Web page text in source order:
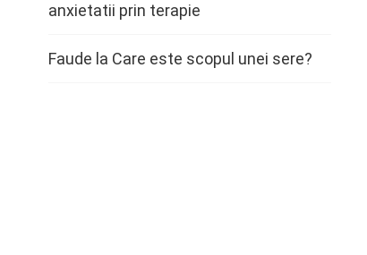
anxietatii prin terapie
Faude la Care este scopul unei sere?